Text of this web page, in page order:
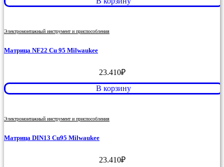
Электромонтажный инструмент и приспособления
Матрица NF22 Cu 95 Milwaukee
23.410₽
В корзину
Электромонтажный инструмент и приспособления
Матрица DIN13 Cu95 Milwaukee
23.410₽